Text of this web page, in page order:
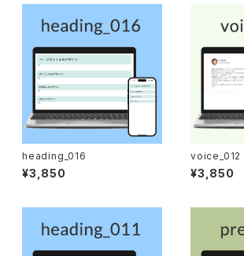
heading_016
¥3,850
voice_012
¥3,850